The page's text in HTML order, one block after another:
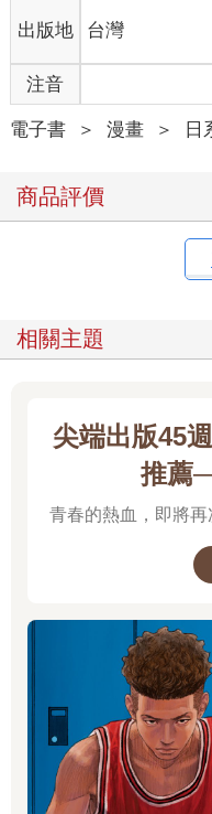
出版地 台灣
注音
電子書 ＞ 漫畫 ＞ 日
商品評價
相關主題
尖端出版45
推薦
青春的熱血，即將再